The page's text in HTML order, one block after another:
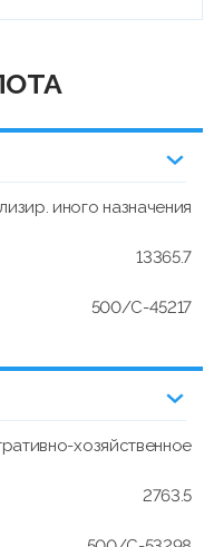
иного назначения
13365.7
500/С-45217
хозяйственное
2763.5